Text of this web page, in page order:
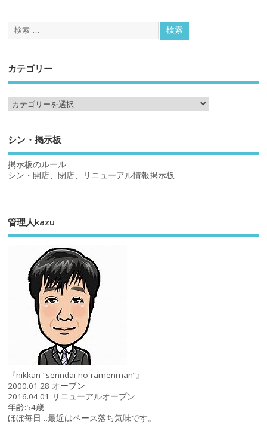
カテゴリー
シン・掲示板
掲示板のルール
シン・開店、閉店、リニューアル情報掲示板
管理人kazu
『nikkan “senndai no ramenman”』
2000.01.28 オープン
2016.04.01 リニューアルオープン
年齢:54歳
ほぼ毎日…最近はペース落ち気味です。